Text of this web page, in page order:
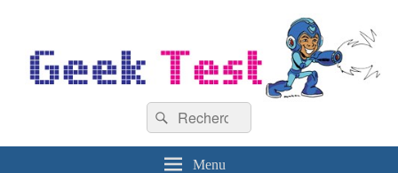
Recherche :
Rechercher
Menu